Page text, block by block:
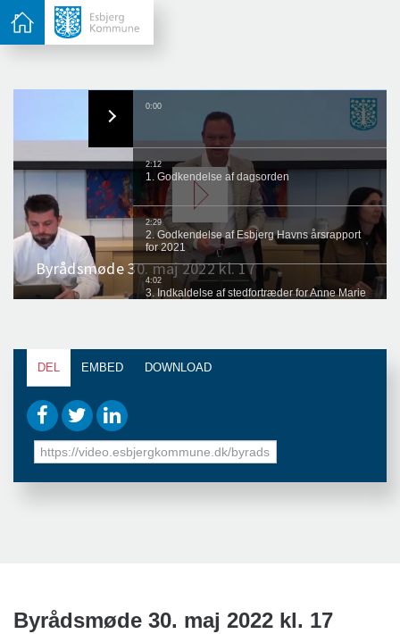
DEL EMBED DOWNLOAD
URL
to
Byrådsmøde 30. maj 2022 kl. 17